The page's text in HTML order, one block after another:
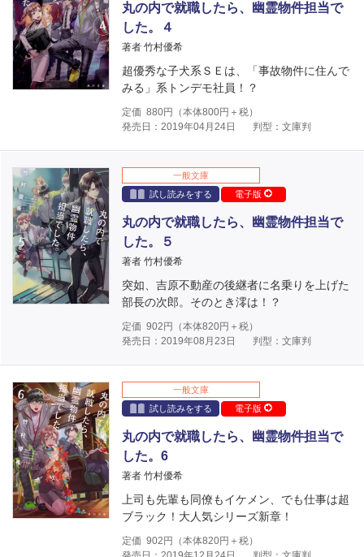
丸の内で就職したら、幽霊物件担当で
した。４
著者 竹村優希
超優秀な子犬系ＳＥは、「事故物件に住んで
みる」系トンデモ社員！？
定価 880円（本体800円＋税）
発売日：2019年04月24日
判型：文庫判
一般文庫
試し読みをする
電子版
丸の内で就職したら、幽霊物件担当で
した。５
著者 竹村優希
突如、吉原不動産の後継者に名乗りを上げた
部長の次郎。そのとき澪は！？
定価 902 円（本体820円＋税）
発売日：2019年08月23日
判型：文庫判
一般文庫
試し読みをする
電子版
丸の内で就職したら、幽霊物件担当で
した。6
著者 竹村優希
上司も先輩も同僚もイケメン、でも仕事は超
ブラック！大人気シリーズ新章！
定価 902 円（本体820円＋税）